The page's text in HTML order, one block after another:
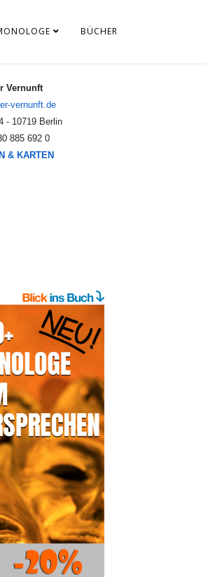
BÜCHER
Vernunft
vernunft.de
- 10719 Berlin
885 692 0
& KARTEN